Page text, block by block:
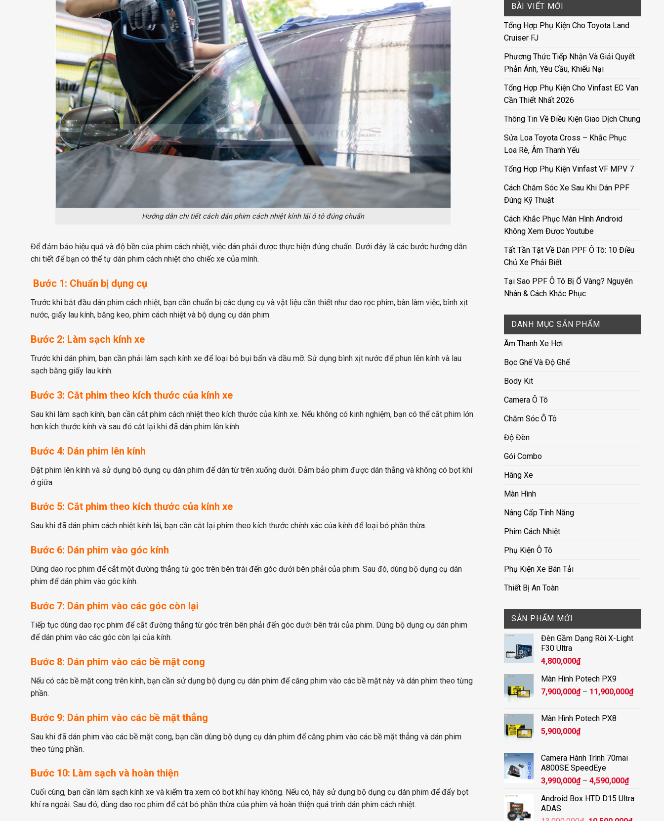
Hướng dẫn chi tiết cách dán phim cách nhiệt kính lái ô tô đúng chuẩn
Để đảm bảo hiệu quả và độ bền của phim cách nhiệt, việc dán phải được thực hiện đúng chuẩn. Dưới đây là các bước hướng dẫn
chi tiết để bạn có thể tự dán phim cách nhiệt cho chiếc xe của mình.
Bước 1: Chuẩn bị dụng cụ
Trước khi bắt đầu dán phim cách nhiệt, bạn cần chuẩn bị các dụng cụ và vật liệu cần thiết như dao rọc phim, bàn làm việc, bình xịt
nước, giấy lau kính, băng keo, phim cách nhiệt và bộ dụng cụ dán phim.
Bước 2: Làm sạch kính xe
Trước khi dán phim, bạn cần phải làm sạch kính xe để loại bỏ bụi bẩn và dầu mỡ. Sử dụng bình xịt nước để phun lên kính và lau
sạch bằng giấy lau kính.
Bước 3: Cắt phim theo kích thước của kính xe
Sau khi làm sạch kính, bạn cần cắt phim cách nhiệt theo kích thước của kính xe. Nếu không có kinh nghiệm, bạn có thể cắt phim lớn
hơn kích thước kính và sau đó cắt lại khi đã dán phim lên kính.
Bước 4: Dán phim lên kính
Đặt phim lên kính và sử dụng bộ dụng cụ dán phim để dán từ trên xuống dưới. Đảm bảo phim được dán thẳng và không có bọt khí
ở giữa.
Bước 5: Cắt phim theo kích thước của kính xe
Sau khi đã dán phim cách nhiệt kính lái, bạn cần cắt lại phim theo kích thước chính xác của kính để loại bỏ phần thừa.
Bước 6: Dán phim vào góc kính
Dùng dao rọc phim để cắt một đường thẳng từ góc trên bên trái đến góc dưới bên phải của phim. Sau đó, dùng bộ dụng cụ dán
phim để dán phim vào góc kính.
Bước 7: Dán phim vào các góc còn lại
Tiếp tục dùng dao rọc phim để cắt đường thẳng từ góc trên bên phải đến góc dưới bên trái của phim. Dùng bộ dụng cụ dán phim
để dán phim vào các góc còn lại của kính.
Bước 8: Dán phim vào các bề mặt cong
Nếu có các bề mặt cong trên kính, bạn cần sử dụng bộ dụng cụ dán phim để căng phim vào các bề mặt này và dán phim theo từng
phần.
Bước 9: Dán phim vào các bề mặt thẳng
Sau khi đã dán phim vào các bề mặt cong, bạn cần dùng bộ dụng cụ dán phim để căng phim vào các bề mặt thẳng và dán phim
theo từng phần.
Bước 10: Làm sạch và hoàn thiện
Cuối cùng, bạn cần làm sạch kính xe và kiểm tra xem có bọt khí hay không. Nếu có, hãy sử dụng bộ dụng cụ dán phim để đẩy bọt
khí ra ngoài. Sau đó, dùng dao rọc phim để cắt bỏ phần thừa của phim và hoàn thiện quá trình dán phim cách nhiệt.
BÀI VIẾT MỚI
Tổng Hợp Phụ Kiện Cho Toyota Land
Cruiser FJ
Phương Thức Tiếp Nhận Và Giải Quyết
Phản Ánh, Yêu Cầu, Khiếu Nại
Tổng Hợp Phụ Kiện Cho Vinfast EC Van
Cần Thiết Nhất 2026
Thông Tin Về Điều Kiện Giao Dịch Chung
Sửa Loa Toyota Cross – Khắc Phục
Loa Rè, Âm Thanh Yếu
Tổng Hợp Phụ Kiện Vinfast VF MPV 7
Cách Chăm Sóc Xe Sau Khi Dán PPF
Đúng Kỹ Thuật
Cách Khắc Phục Màn Hình Android
Không Xem Được Youtube
Tất Tần Tật Về Dán PPF Ô Tô: 10 Điều
Chủ Xe Phải Biết
Tại Sao PPF Ô Tô Bị Ố Vàng? Nguyên
Nhân & Cách Khắc Phục
DANH MỤC SẢN PHẨM
Âm Thanh Xe Hơi
Bọc Ghế Và Độ Ghế
Body Kit
Camera Ô Tô
Chăm Sóc Ô Tô
Độ Đèn
Gói Combo
Hãng Xe
Màn Hình
Nâng Cấp Tính Năng
Phim Cách Nhiệt
Phụ Kiện Ô Tô
Phụ Kiện Xe Bán Tải
Thiết Bị An Toàn
SẢN PHẨM MỚI
Đèn Gầm Dạng Rời X-Light
F30 Ultra
4,800,000₫
Màn Hình Potech PX9
7,900,000₫ – 11,900,000₫Khoảng
Màn Hình Potech PX8
5,900,000₫
Camera Hành Trình 70mai
A800SE SpeedEye
3,990,000₫ – 4,590,000₫Khoảng
từ
Android Box HTD D15 Ultra
ADAS